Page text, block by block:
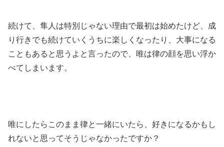
続けて、隼人は特別じゃない理由で最初は始めたけど、成
り行きでも続けていくうちに楽しくなったり、大事になる
こともあると思うよと言ったので、唯は律の顔を思い浮か
べてしまいます。
唯にしたらこのまま律と一緒にいたら、好きになるかもし
れないと思ってそうじゃなかったですか？